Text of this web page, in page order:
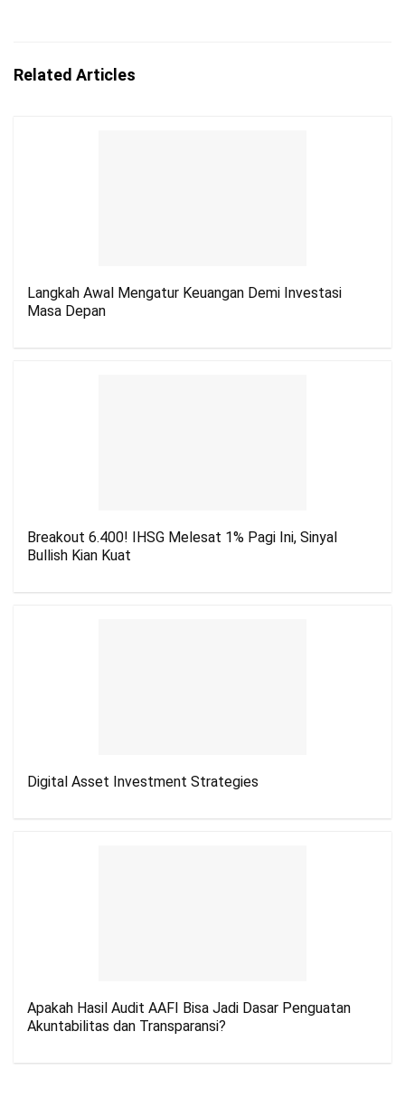
Related Articles
Langkah Awal Mengatur Keuangan Demi Investasi
Masa Depan
Breakout 6.400! IHSG Melesat 1% Pagi Ini, Sinyal
Bullish Kian Kuat
Digital Asset Investment Strategies
Apakah Hasil Audit AAFI Bisa Jadi Dasar Penguatan
Akuntabilitas dan Transparansi?